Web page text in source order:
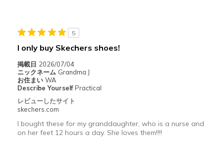
5
I only buy Skechers shoes!
掲載日 2026/07/04
ニックネーム Grandma J
お住まい WA
Describe Yourself Practical
レビューしたサイト
skechers.com
I bought these for my granddaughter, who is a nurse and
on her feet 12 hours a day. She loves them!!!!